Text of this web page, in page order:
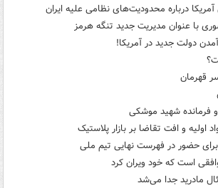
درباره محدودیت‌های نظامی علیه ایران
با عنوان مدیریت جدید تنگه هرمز
دولت جدید در آمریکا!
قهرمان
فرمانده شهید موشکی
اولیه و افت تقاضا بر بازار پلاستیک
است که خود ویران کرد
مادرید جدا می‌شد